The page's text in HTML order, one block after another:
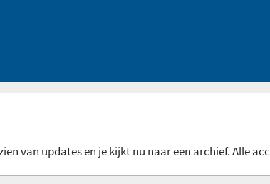
van updates en je kijkt nu naar een archief. Alle